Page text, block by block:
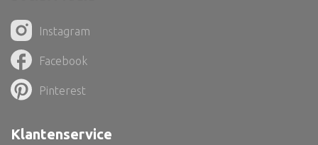
Alle textiel
Kussen
Kelim
Instagram
Facebook
Pinterest
Klantenservice